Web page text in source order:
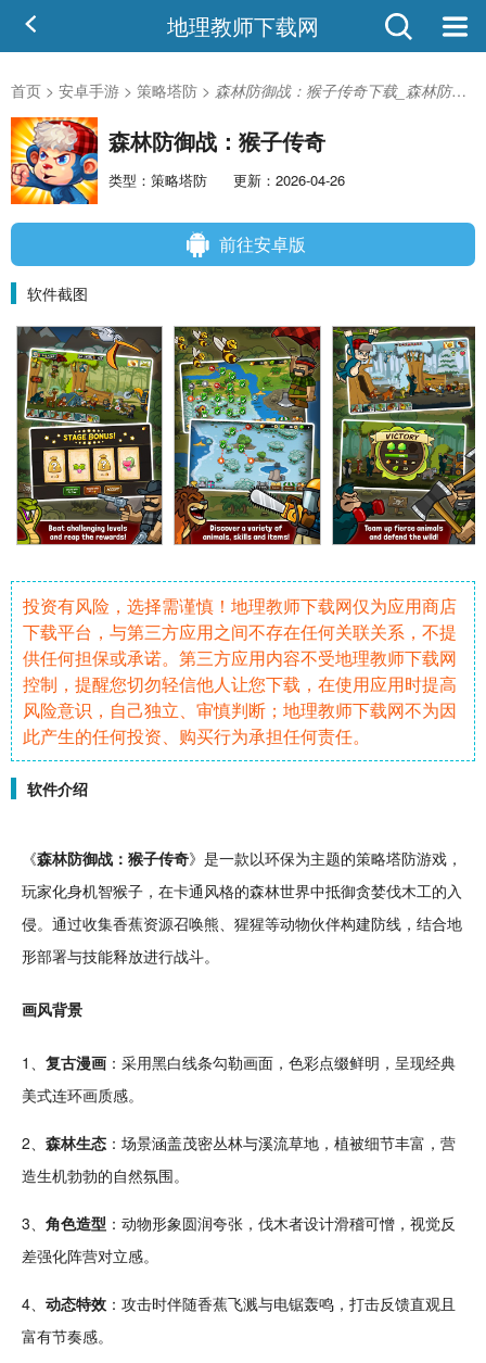
地理教师下载网
首页 > 安卓手游 > 策略塔防 > 森林防御战：猴子传奇下载_森林防御战：猴子传奇安卓版
森林防御战：猴子传奇
类型：策略塔防 更新：2026-04-26
前往安卓版
软件截图
投资有风险，选择需谨慎！地理教师下载网仅为应用商店
下载平台，与第三方应用之间不存在任何关联关系，不提
供任何担保或承诺。第三方应用内容不受地理教师下载网
控制，提醒您切勿轻信他人让您下载，在使用应用时提高
风险意识，自己独立、审慎判断；地理教师下载网不为因
此产生的任何投资、购买行为承担任何责任。
软件介绍
《森林防御战：猴子传奇》是一款以环保为主题的策略塔防游戏，
玩家化身机智猴子，在卡通风格的森林世界中抵御贪婪伐木工的入
侵。通过收集香蕉资源召唤熊、猩猩等动物伙伴构建防线，结合地
形部署与技能释放进行战斗。
画风背景
1、 复古漫画 ：采用黑白线条勾勒画面，色彩点缀鲜明，呈现经典
美式连环画质感。
2、 森林生态 ：场景涵盖茂密丛林与溪流草地，植被细节丰富，营
造生机勃勃的自然氛围。
3、 角色造型 ：动物形象圆润夸张，伐木者设计滑稽可憎，视觉反
差强化阵营对立感。
4、 动态特效 ：攻击时伴随香蕉飞溅与电锯轰鸣， 打击反馈直观且
富有节奏感。